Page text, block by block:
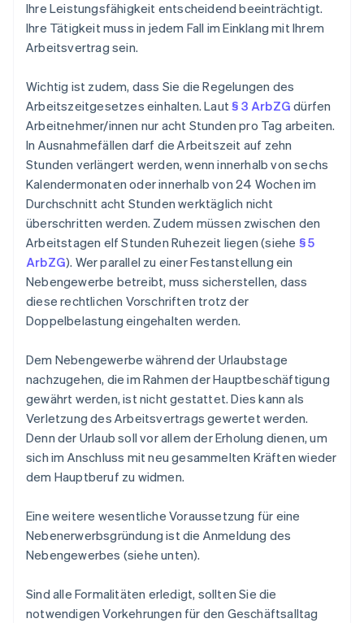
Ihre Leistungsfähigkeit entscheidend beeinträchtigt.
Ihre Tätigkeit muss in jedem Fall im Einklang mit Ihrem
Arbeitsvertrag sein.
Wichtig ist zudem, dass Sie die Regelungen des
Arbeitszeitgesetzes einhalten. Laut§ 3 ArbZG dürfen
Arbeitnehmer/innen nur acht Stunden pro Tag arbeiten.
In Ausnahmefällen darf die Arbeitszeit auf zehn
Stunden verlängert werden, wenn innerhalb von sechs
Kalendermonaten oder innerhalb von 24 Wochen im
Durchschnitt acht Stunden werktäglich nicht
überschritten werden. Zudem müssen zwischen den
Arbeitstagen elf Stunden Ruhezeit liegen (siehe § 5
ArbZG). Wer parallel zu einer Festanstellung ein
Nebengewerbe betreibt, muss sicherstellen, dass
diese rechtlichen Vorschriften trotz der
Doppelbelastung eingehalten werden.
Dem Nebengewerbe während der Urlaubstage
nachzugehen, die im Rahmen der Hauptbeschäftigung
gewährt werden, ist nicht gestattet. Dies kann als
Verletzung des Arbeitsvertrags gewertet werden.
Denn der Urlaub soll vor allem der Erholung dienen, um
sich im Anschluss mit neu gesammelten Kräften wieder
dem Hauptberuf zu widmen.
Eine weitere wesentliche Voraussetzung für eine
Nebenerwerbsgründung ist die Anmeldung des
Nebengewerbes (siehe unten).
Sind alle Formalitäten erledigt, sollten Sie die
notwendigen Vorkehrungen für den Geschäftsalltag